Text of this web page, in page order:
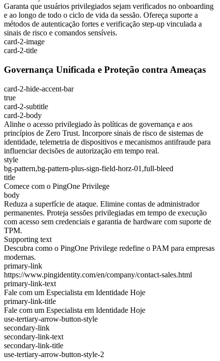
Garanta que usuários privilegiados sejam verificados no onboarding
e ao longo de todo o ciclo de vida da sessão. Ofereça suporte a
métodos de autenticação fortes e verificação step-up vinculada a
sinais de risco e comandos sensíveis.
card-2-image
card-2-title
Governança Unificada e Proteção contra Ameaças
card-2-hide-accent-bar
true
card-2-subtitle
card-2-body
Alinhe o acesso privilegiado às políticas de governança e aos
princípios de Zero Trust. Incorpore sinais de risco de sistemas de
identidade, telemetria de dispositivos e mecanismos antifraude para
influenciar decisões de autorização em tempo real.
style
bg-pattern,bg-pattern-plus-sign-field-horz-01,full-bleed
title
Comece com o PingOne Privilege
body
Reduza a superfície de ataque. Elimine contas de administrador
permanentes. Proteja sessões privilegiadas em tempo de execução
com acesso sem credenciais e garantia de hardware com suporte de
TPM.
Supporting text
Descubra como o PingOne Privilege redefine o PAM para empresas
modernas.
primary-link
https://www.pingidentity.com/en/company/contact-sales.html
primary-link-text
Fale com um Especialista em Identidade Hoje
primary-link-title
Fale com um Especialista em Identidade Hoje
use-tertiary-arrow-button-style
secondary-link
secondary-link-text
secondary-link-title
use-tertiary-arrow-button-style-2